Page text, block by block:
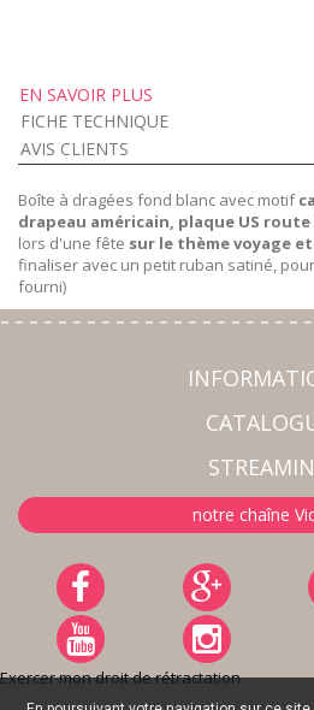
EN SAVOIR PLUS
FICHE TECHNIQUE
AVIS CLIENTS
Boîte à dragées fond blanc avec motif
drapeau américain, plaque US route
lors d'une fête sur le thème voyage
finaliser avec un petit ruban satiné,
fourni)
notre chaîne
Exercer mon droit de rétractation